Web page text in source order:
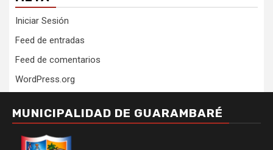
Iniciar Sesión
Feed de entradas
Feed de comentarios
WordPress.org
MUNICIPALIDAD DE GUARAMBARÉ